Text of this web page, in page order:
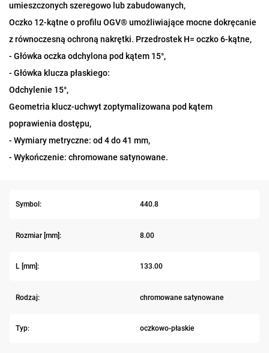
umieszczonych szeregowo lub zabudowanych,
Oczko 12-kątne o profilu OGV® umożliwiające mocne dokręcanie
z równoczesną ochroną nakrętki. Przedrostek H= oczko 6-kątne,
- Główka oczka odchylona pod kątem 15°,
- Główka klucza płaskiego:
Odchylenie 15°,
Geometria klucz-uchwyt zoptymalizowana pod kątem
poprawienia dostępu,
- Wymiary metryczne: od 4 do 41 mm,
- Wykończenie: chromowane satynowane.
Symbol: 440.8
Rozmiar [mm]: 8.00
L [mm]: 133.00
Rodzaj: chromowane satynowane
Typ: oczkowo-płaskie